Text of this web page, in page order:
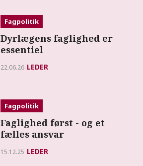
Fagpolitik
Dyrlægens faglighed er
essentiel
22.06.26 LEDER
Fagpolitik
Faglighed først - og et
fælles ansvar
15.12.25 LEDER